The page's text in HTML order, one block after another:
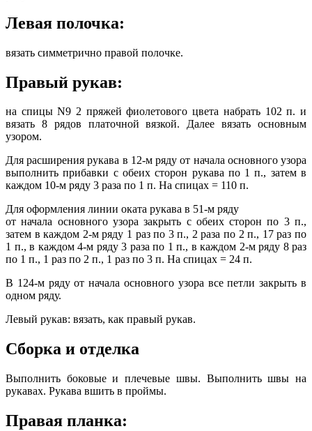
Левая полочка:
вязать симметрично правой полочке.
Правый рукав:
на спицы N9 2 пряжей фиолетового цвета набрать 102 п. и
вязать 8 рядов платочной вязкой. Далее вязать основным
узором.
Для расширения рукава в 12-м ряду от начала основного узора
выполнить прибавки с обеих сторон рукава по 1 п., затем в
каждом 10-м ряду 3 раза по 1 п. На спицах = 110 п.
Для оформления линии оката рукава в 51-м ряду
от начала основного узора закрыть с обеих сторон по 3 п.,
затем в каждом 2-м ряду 1 раз по 3 п., 2 раза по 2 п., 17 раз по
1 п., в каждом 4-м ряду 3 раза по 1 п., в каждом 2-м ряду 8 раз
по 1 п., 1 раз по 2 п., 1 раз по 3 п. На спицах = 24 п.
В 124-м ряду от начала основного узора все петли закрыть в
одном ряду.
Левый рукав: вязать, как правый рукав.
Сборка и отделка
Выполнить боковые и плечевые швы. Выполнить швы на
рукавах. Рукава вшить в проймы.
Правая планка: